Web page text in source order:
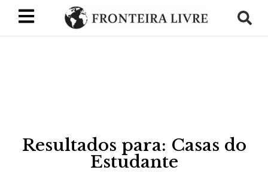
Resultados para: Casas do
Estudante